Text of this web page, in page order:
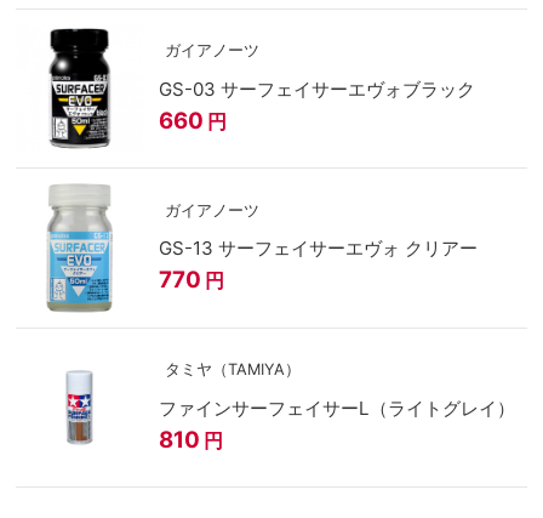
ガイアノーツ
GS-03 サーフェイサーエヴォブラック
660 円
ガイアノーツ
GS-13 サーフェイサーエヴォ クリアー
770 円
タミヤ（TAMIYA）
ファインサーフェイサーL（ライトグレイ）
810 円